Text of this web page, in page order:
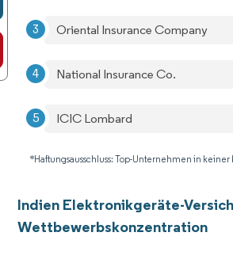
Oriental Insurance Company
National Insurance Co.
ICIC Lombard
*Haftungsausschluss: Top-Unternehmen in
Indien Elektronikgeräte-
Wettbewerbskonzentration